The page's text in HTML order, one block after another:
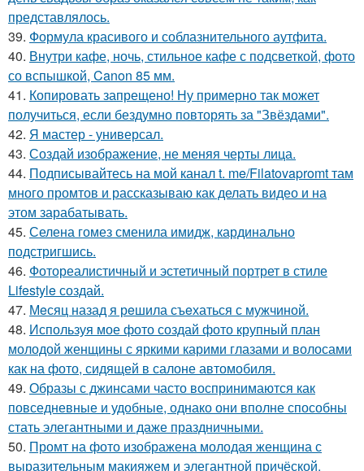
представлялось.
39. Формула красивого и соблазнительного аутфита.
40. Внутри кафе, ночь, стильное кафе с подсветкой, фото
со вспышкой, Canon 85 мм.
41. Копировать запрещено! Ну примерно так может
получиться, если бездумно повторять за "Звёздами".
42. Я мастер - универсал.
43. Создай изображение, не меняя черты лица.
44. Подписывайтесь на мой канал t. me/Filatovapromt там
много промтов и рассказываю как делать видео и на
этом зарабатывать.
45. Селена гомез сменила имидж, кардинально
подстригшись.
46. Фотореалистичный и эстетичный портрет в стиле
Lifestyle создай.
47. Мeсяц назад я рeшила съeхаться с мужчиной.
48. Используя мое фото создай фото крупный план
молодой женщины с яркими карими глазами и волосами
как на фото, сидящей в салоне автомобиля.
49. Образы с джинсами часто воспринимаются как
повседневные и удобные, однако они вполне способны
стать элегантными и даже праздничными.
50. Промт на фото изображена молодая женщина с
выразительным макияжем и элегантной причёской.